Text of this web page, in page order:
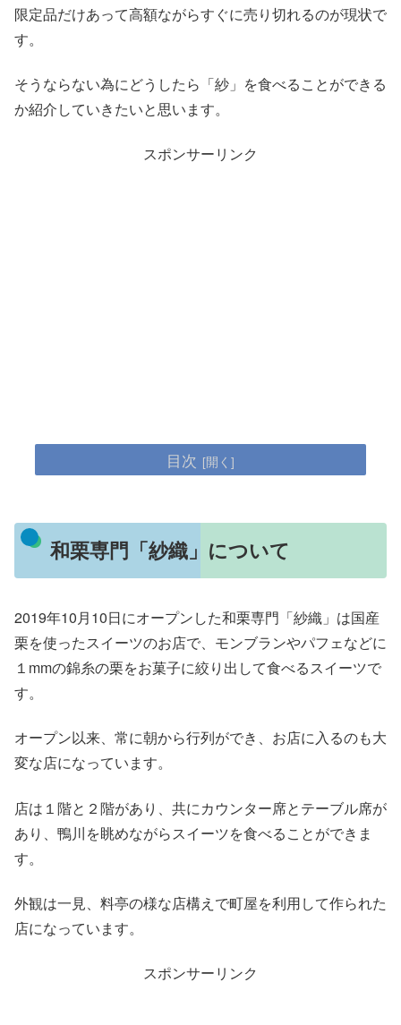
限定品だけあって高額ながらすぐに売り切れるのが現状で
す。
そうならない為にどうしたら「紗」を食べることができる
か紹介していきたいと思います。
スポンサーリンク
目次
和栗専門「紗織」について
2019年10月10日にオープンした和栗専門「紗織」は国産
栗を使ったスイーツのお店で、モンブランやパフェなどに
１mmの錦糸の栗をお菓子に絞り出して食べるスイーツで
す。
オープン以来、常に朝から行列ができ、お店に入るのも大
変な店になっています。
店は１階と２階があり、共にカウンター席とテーブル席が
あり、鴨川を眺めながらスイーツを食べることができま
す。
外観は一見、料亭の様な店構えで町屋を利用して作られた
店になっています。
スポンサーリンク